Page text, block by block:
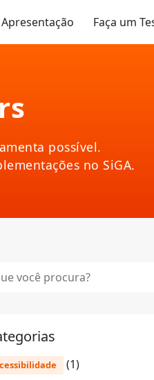
Apresentação Faça um
possível.
no SiGA.
(1)